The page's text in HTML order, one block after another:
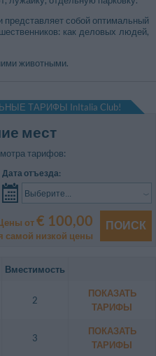
представляет собой оптимальный
как деловых людей,
животными.
ТАРИФЫ InItalia Club!
мест
тарифов:
Дата отъезда:
Выберите...
от€ 100,00
самой низкой цены
ПОИСК
Вместимость
2
ПОКАЗАТЬ
ТАРИФЫ
3
ПОКАЗАТЬ
ТАРИФЫ